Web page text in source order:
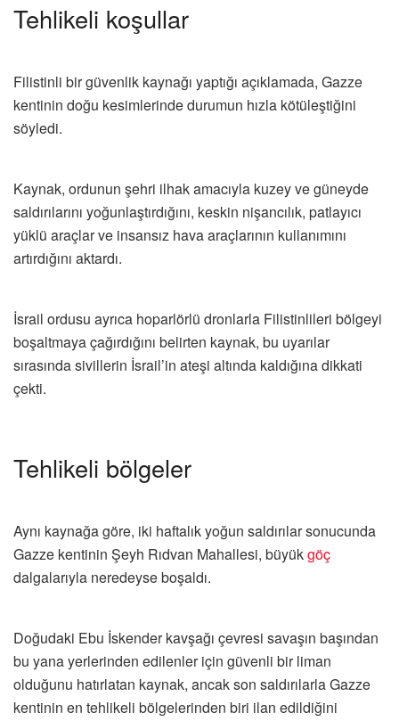
Tehlikeli koşullar
Filistinli bir güvenlik kaynağı yaptığı açıklamada, Gazze
kentinin doğu kesimlerinde durumun hızla kötüleştiğini
söyledi.
Kaynak, ordunun şehri ilhak amacıyla kuzey ve güneyde
saldırılarını yoğunlaştırdığını, keskin nişancılık, patlayıcı
yüklü araçlar ve insansız hava araçlarının kullanımını
artırdığını aktardı.
İsrail ordusu ayrıca hoparlörlü dronlarla Filistinlileri bölgeyi
boşaltmaya çağırdığını belirten kaynak, bu uyarılar
sırasında sivillerin İsrail’in ateşi altında kaldığına dikkati
çekti.
Tehlikeli bölgeler
Aynı kaynağa göre, iki haftalık yoğun saldırılar sonucunda
Gazze kentinin Şeyh Rıdvan Mahallesi, büyükgöç
dalgalarıyla neredeyse boşaldı.
Doğudaki Ebu İskender kavşağı çevresi savaşın başından
bu yana yerlerinden edilenler için güvenli bir liman
olduğunu hatırlatan kaynak, ancak son saldırılarla Gazze
kentinin en tehlikeli bölgelerinden biri ilan edildiğini